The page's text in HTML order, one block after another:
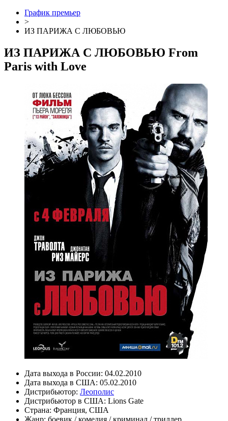
График премьер
>
ИЗ ПАРИЖА С ЛЮБОВЬЮ
ИЗ ПАРИЖА С ЛЮБОВЬЮ From
Paris with Love
Дата выхода в России: 04.02.2010
Дата выхода в США: 05.02.2010
Дистрибьютор: Леополис
Дистрибьютор в США: Lions Gate
Страна: Франция, США
Жанр: боевик /комедия /криминал /триллер